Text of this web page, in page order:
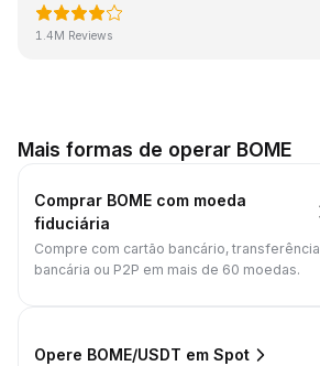
1.4M Reviews
Mais formas de operar BOME
Comprar BOME com moeda
fiduciária
Compre com cartão bancário, transferência
bancária ou P2P em mais de 60 moedas.
Opere BOME/USDT em Spot